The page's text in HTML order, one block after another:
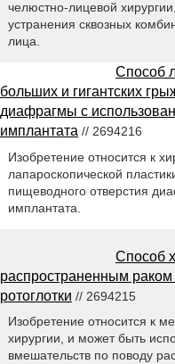
челюстно-лицевой
устранения сквозных
лица.
Способ
больших и гигантских
диафрагмы с
имплантата // 2694216
Изобретение относится к
лапароскопической
пищеводного отверстия
имплантата.
Способ
распространенным раком
ротоглотки // 2694215
Изобретение относится к
хирургии, и может быть
вмешательств по поводу